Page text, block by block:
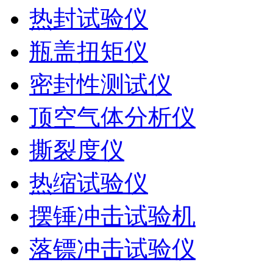
热封试验仪
瓶盖扭矩仪
密封性测试仪
顶空气体分析仪
撕裂度仪
热缩试验仪
摆锤冲击试验机
落镖冲击试验仪